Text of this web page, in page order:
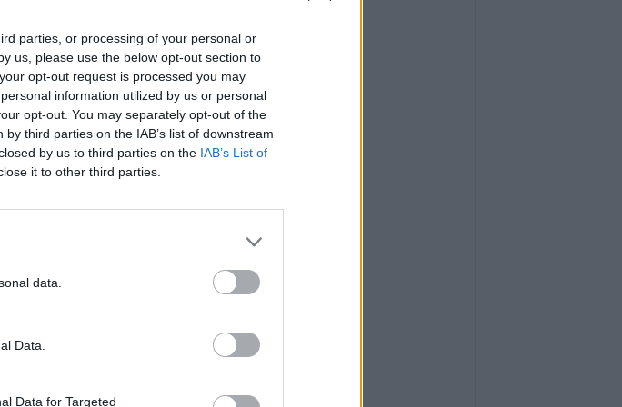
parties, or processing of your personal or
us, please use the below opt-out section to
opt-out request is processed you may
information utilized by us or personal
opt-out. You may separately opt-out of the
third parties on the IAB’s list of downstream
by us to third parties on the IAB’s List of
it to other third parties.
data.
Data.
Data for Targeted
altri approfondimenti e
con cui sviluppare
gli scenari in
sul medio-lungo
il tram, fermo
pubblico locale
attraverso il
pari a 507 mila
per l’attuazione